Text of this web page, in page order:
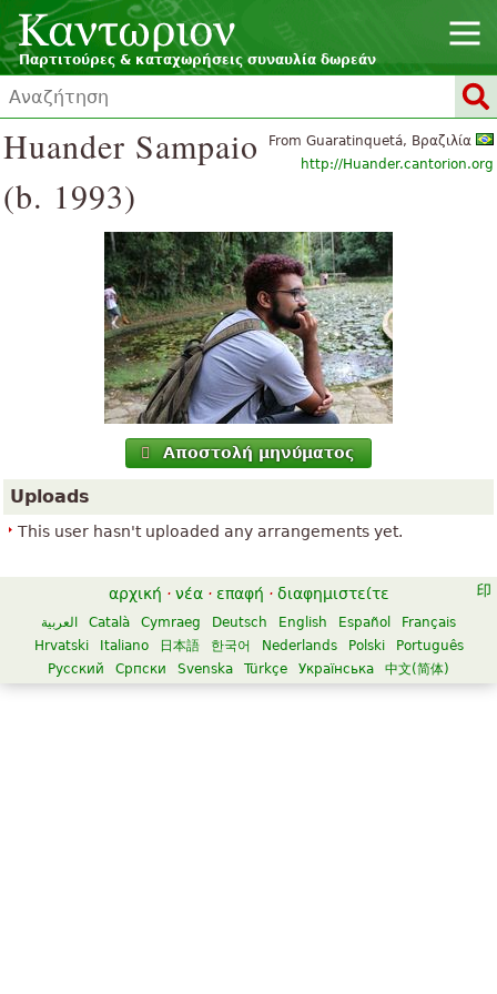
Παρτιτούρες & καταχωρήσεις συναυλία δωρεάν
From Guaratinquetá, Βραζιλία
http://Huander.cantorion.org
Huander Sampaio
(b. 1993)
Αποστολή μηνύματος
Uploads
This user hasn't uploaded any arrangements yet.
αρχική · νέα · επαφή · διαφημιστείτε
العربية Català Cymraeg Deutsch English Español
Français
Hrvatski
Italiano 日本語 한국어 Nederlands Polski
Português
Русский
Српски Svenska Türkçe Українська 中文(简体)